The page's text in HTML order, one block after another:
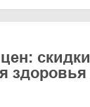
скидки
здоровья